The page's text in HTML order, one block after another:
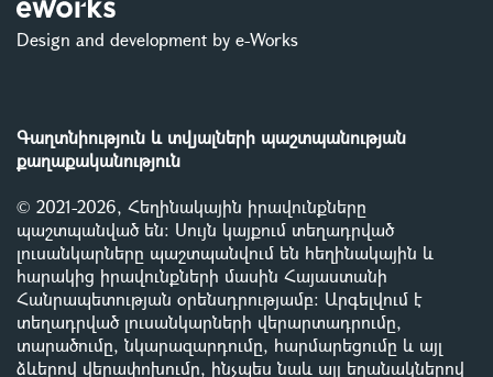
Design and development by e-Works
Գաղտնիություն և տվյալների պաշտպանության
քաղաքականություն
© 2021-2026, Հեղինակային իրավունքները
պաշտպանված են: Սույն կայքում տեղադրված
լուսանկարները պաշտպանվում են հեղինակային և
հարակից իրավունքների մասին Հայաստանի
Հանրապետության օրենսդրությամբ: Արգելվում է
տեղադրված լուսանկարների վերարտադրումը,
տարածումը, նկարազարդումը, հարմարեցումը և այլ
ձևերով վերափոխումը, ինչպես նաև այլ եղանակներով